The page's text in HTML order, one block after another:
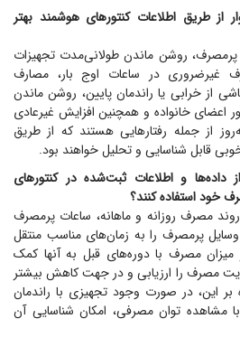
از طریق اطلاعات کنتور‌های هوشمند بهتر
پرمصرف، روشن ماندن طولانی‌مدت تجهیزات
غیرضروری در ساعات اوج بار، مصارف
از خرابی یا راندمان پایین، روشن ماندن
اعضای خانواده و همچنین افزایش غیرعادی
از جمله رفتار‌هایی هستند که از طریق
قابل شناسایی و تحلیل خواهند بود.
داده‌ها و اطلاعات ثبت‌شده در کنتور‌های
خود استفاده کنند؟
روند مصرف روزانه و ماهانه، ساعات پرمصرف
وسایل پرمصرف را به زمان‌های مناسب منتقل
مصرف با دوره‌های قبل به آنها کمک
مصرف را ارزیابی و در جهت کاهش بیشتر
بر این، در صورت وجود تجهیزی با راندمان
با مشاهده توان مصرفی، امکان شناسایی آن